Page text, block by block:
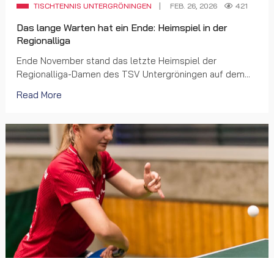
TISCHTENNIS UNTERGRÖNINGEN FEB. 26, 2026 421
Das lange Warten hat ein Ende: Heimspiel in der
Regionalliga
Ende November stand das letzte Heimspiel der
Regionalliga-Damen des TSV Untergröningen auf dem...
Read More